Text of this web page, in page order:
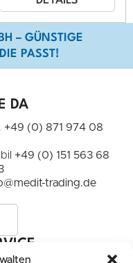
– GÜNSTIGE
PASST!
DA
+49 (0) 871 974 08
+49 (0) 151 563 68
trading.de